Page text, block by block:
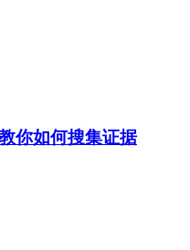
你如何搜集证据